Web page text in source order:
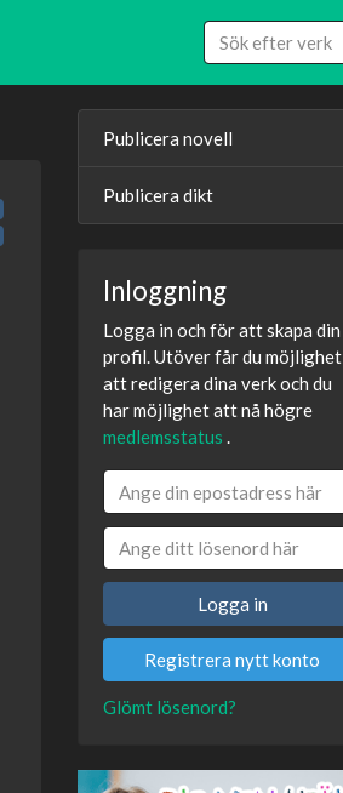
Publicera novell
Publicera dikt
Inloggning
Logga in och för att skapa din
profil. Utöver får du möjlighet
att redigera dina verk och du
har möjlighet att nå högre
medlemsstatus .
Logga in
Registrera nytt konto
Glömt lösenord?